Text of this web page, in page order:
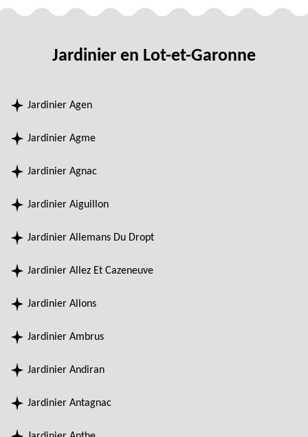
Jardinier en Lot-et-Garonne
Jardinier Agen
Jardinier Agme
Jardinier Agnac
Jardinier Aiguillon
Jardinier Allemans Du Dropt
Jardinier Allez Et Cazeneuve
Jardinier Allons
Jardinier Ambrus
Jardinier Andiran
Jardinier Antagnac